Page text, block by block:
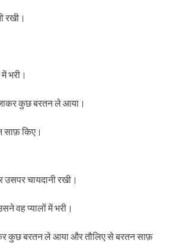
रखी।
भरी।
कुछ बरतन ले आया।
साफ़ किए।
चायदानी रखी।
वह प्यालों में भरी।
कुछ बरतन ले आया और तौलिए से बरतन साफ़